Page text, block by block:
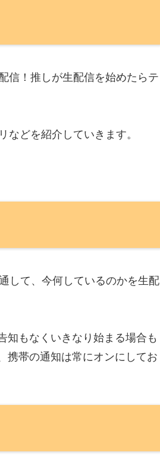
信！推しが生配信を始めたらテ
どを紹介していきます。
して、今何しているのかを生配
知もなくいきなり始まる場合も
携帯の通知は常にオンにしてお